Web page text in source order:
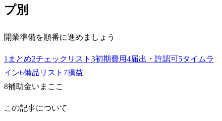
プ別
開業準備を順番に進めましょう
1 まとめ2チェックリスト 3初期費用4届出・許認可5タイムラ
イン6備品リスト 7損益
8補助金いまここ
この記事について